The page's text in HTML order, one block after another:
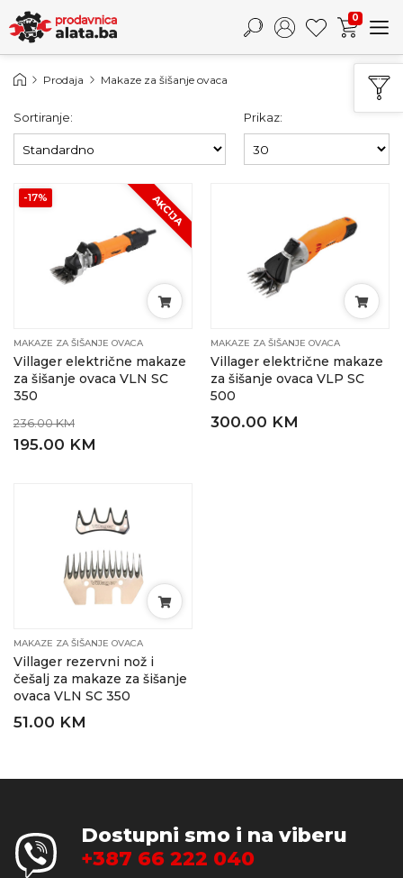
0
Prodaja Makaze za šišanje ovaca
Sortiranje: Prikaz:
-17% AKCIJA
MAKAZE ZA ŠIŠANJE OVACA
Villager električne makaze
za šišanje ovaca VLN SC
350
236.00 KM
195.00 KM
MAKAZE ZA ŠIŠANJE OVACA
Villager električne makaze
za šišanje ovaca VLP SC
500
300.00 KM
MAKAZE ZA ŠIŠANJE OVACA
Villager rezervni nož i
češalj za makaze za šišanje
ovaca VLN SC 350
51.00 KM
Dostupni smo i na viberu
+387 66 222 040